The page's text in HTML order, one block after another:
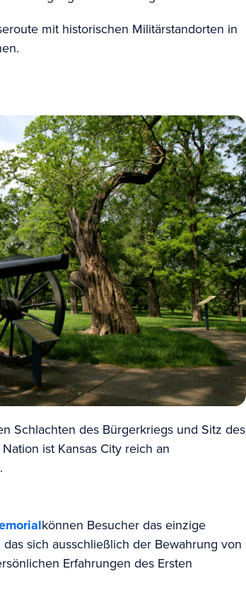
mit historischen Militärstandorten in
Schlachten des Bürgerkriegs und Sitz des
ist Kansas City reich an
können Besucher das einzige
sich ausschließlich der Bewahrung von
Erfahrungen des Ersten